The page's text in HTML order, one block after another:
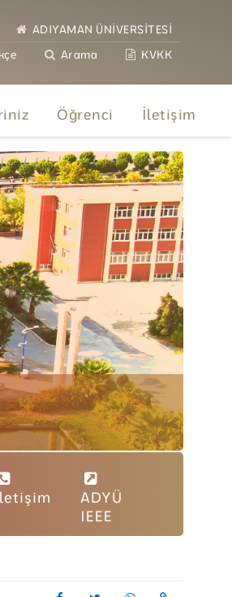
ADIYAMAN ÜNİVERSİTESİ
Arama KVKK
Öğrenci İletişim
ADYÜ
IEEE